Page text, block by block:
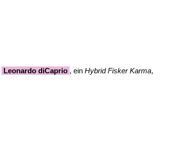
Leonardo diCaprio , ein Hybrid Fisker Karma,